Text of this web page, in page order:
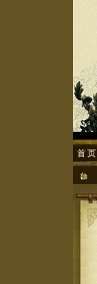
首 页